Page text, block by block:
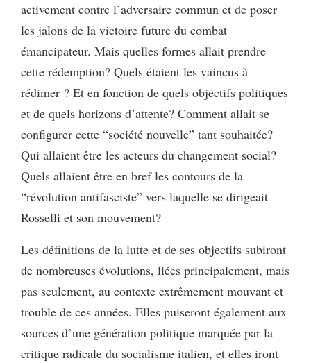
activement contre l’adversaire commun et de poser
les jalons de la victoire future du combat
émancipateur. Mais quelles formes allait prendre
cette rédemption? Quels étaient les vaincus à
rédimer ? Et en fonction de quels objectifs politiques
et de quels horizons d’attente? Comment allait se
configurer cette “société nouvelle” tant souhaitée?
Qui allaient être les acteurs du changement social?
Quels allaient être en bref les contours de la
“révolution antifasciste” vers laquelle se dirigeait
Rosselli et son mouvement?
Les définitions de la lutte et de ses objectifs subiront
de nombreuses évolutions, liées principalement, mais
pas seulement, au contexte extrêmement mouvant et
trouble de ces années. Elles puiseront également aux
sources d’une génération politique marquée par la
critique radicale du socialisme italien, et elles iront